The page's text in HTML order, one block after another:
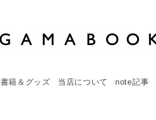
書籍＆グッズ 当店について note記事